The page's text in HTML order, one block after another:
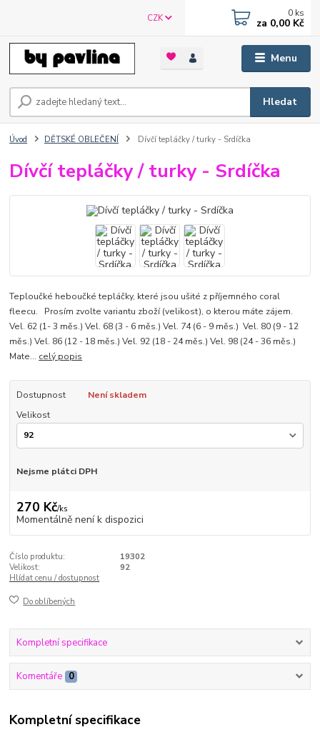
Menu
CZK
Hledat
0 ks
za 0,00 Kč
Úvod DĚTSKÉ OBLEČENÍ Dívčí tepláčky / turky - Srdíčka
Dívčí tepláčky / turky - Srdíčka
Teploučké heboučké tepláčky, které jsou ušité z příjemného coral
fleecu. Prosím zvolte variantu zboží (velikost), o kterou máte zájem.
Vel. 62 (1- 3 měs.) Vel. 68 (3 - 6 měs.) Vel. 74 (6 - 9 měs.) Vel. 80 (9 - 12
měs.) Vel. 86 (12 - 18 měs.) Vel. 92 (18 - 24 měs.) Vel. 98 (24 - 36 měs.)
Mate... celý popis
Dostupnost
Není skladem
Velikost
Nejsme plátci DPH
270 Kč/ks
Momentálně není k dispozici
Číslo produktu:
19302
Velikost:
92
Hlídat cenu / dostupnost
Do oblíbených
Kompletní specifikace
Komentáře 0
Kompletní specifikace